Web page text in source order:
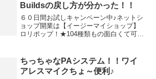
Buildsの戻し方が分かった！！
６０日間お試しキャンペーン中♪ネットシ
ョップ開業は【イージーマイショップ】
ロリポップ！★104種類もの面白くて可愛
ZOMBIE.JP / MO...
ちっちゃなPAシステム！！ワイ
アレスマイクちょ～便利♪